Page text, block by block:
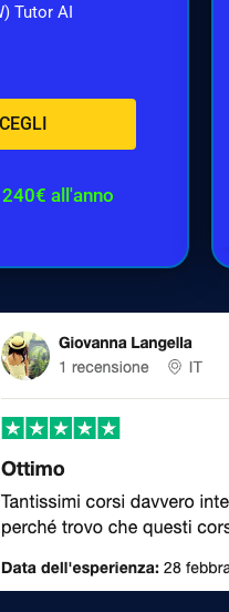
Tutor AI
all'anno